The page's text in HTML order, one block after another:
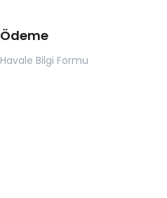
Ödeme
Havale Bilgi Formu